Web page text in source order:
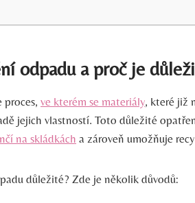
odpadu a proč je
proces, ve kterém se materiály, které již
jejich vlastností. Toto důležité
na skládkách a zároveň umožňuje
důležité? Zde je několik důvodů: